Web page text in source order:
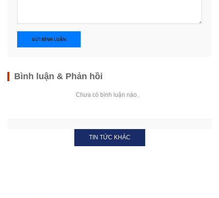
GỬI BÌNH LUẬN
Bình luận & Phản hồi
Chưa có bình luận nào.
TIN TỨC KHÁC